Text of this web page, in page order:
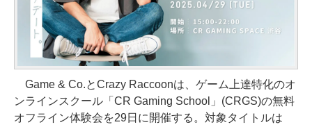
Game & Co.とCrazy Raccoonは、ゲーム上達特化のオ
ンラインスクール「CR Gaming School」(CRGS)の無料
オフライン体験会を29日に開催する。対象タイトルは